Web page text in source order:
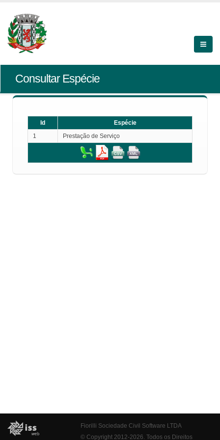
Consultar Espécie
Id
Espécie
1
Prestação de Serviço
Fiorilli Sociedade Civil Software LTDA
© Copyright 2012-2026. Todos os Direitos